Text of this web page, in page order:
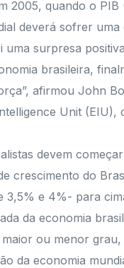
2005, quando o
deverá sofrer uma
uma surpresa
brasileira,
afirmou John
Unit (EIU),
devem
crescimento do
3,5% e 4%- para
da economia
ou menor
da economia